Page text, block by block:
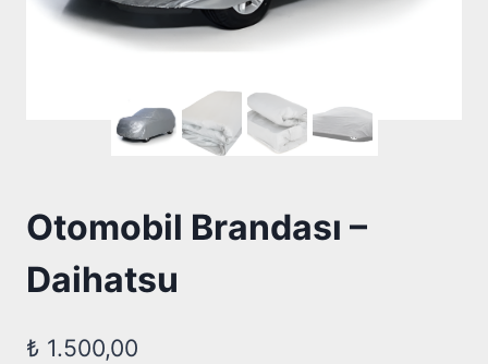
Otomobil Brandası –
Daihatsu
₺ 1.500,00